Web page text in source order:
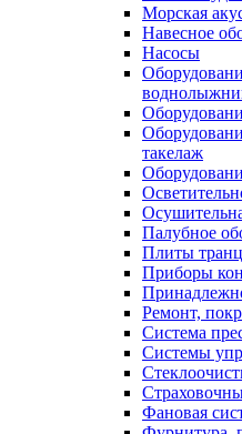
Морская
Навесное
Насосы
такелаж
Палубное
Плиты
Приборы
Ремонт,
Система
Системы
Фановая